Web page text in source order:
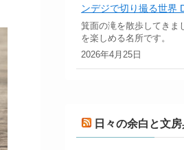
ンデジで切り撮る世界
2026年4月25日
箕面の滝を散歩してきま
を楽しめる名所です。
日々の余白と文